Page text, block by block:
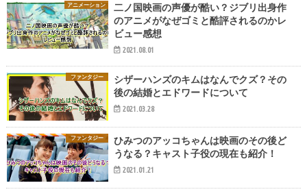
アニメーション
二ノ国映画の声優が酷い？ジブリ出身作
のアニメがなぜゴミと酷評されるのかレ
ビュー感想
2021.08.01
ファンタジー
シザーハンズのキムはなんでクズ？その
後の結婚とエドワードについて
2021.03.28
ファンタジー
ひみつのアッコちゃんは映画のその後ど
うなる？キャスト子役の現在も紹介！
2021.01.21